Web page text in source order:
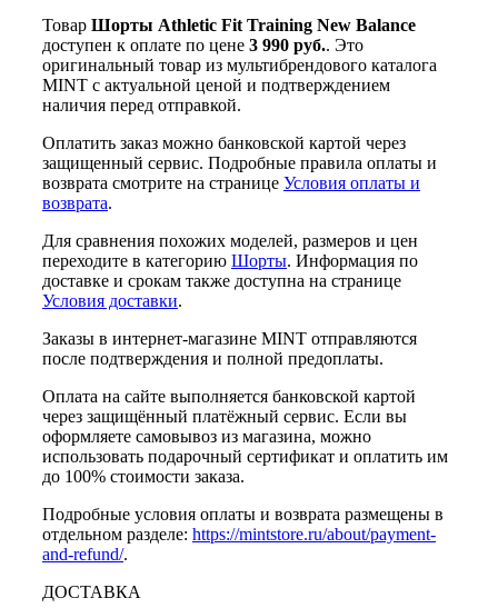
Товар Шорты Athletic Fit Training New Balance
доступен к оплате по цене 3 990 руб.. Это
оригинальный товар из мультибрендового каталога
MINT с актуальной ценой и подтверждением
наличия перед отправкой.
Оплатить заказ можно банковской картой через
защищенный сервис. Подробные правила оплаты и
возврата смотрите на странице Условия оплаты и
возврата.
Для сравнения похожих моделей, размеров и цен
переходите в категорию Шорты. Информация по
доставке и срокам также доступна на странице
Условия доставки.
Заказы в интернет-магазине MINT отправляются
после подтверждения и полной предоплаты.
Оплата на сайте выполняется банковской картой
через защищённый платёжный сервис. Если вы
оформляете самовывоз из магазина, можно
использовать подарочный сертификат и оплатить им
до 100% стоимости заказа.
Подробные условия оплаты и возврата размещены в
отдельном разделе: https://mintstore.ru/about/payment-
and-refund/.
ДОСТАВКА